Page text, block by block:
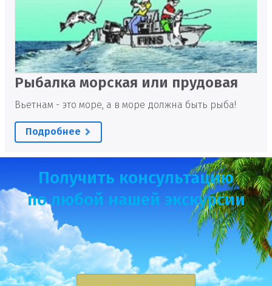
Рыбалка морская или прудовая
Вьетнам - это море, а в море должна быть рыба!
Подробнее
Получить консультацию
по любой нашей экскурсии